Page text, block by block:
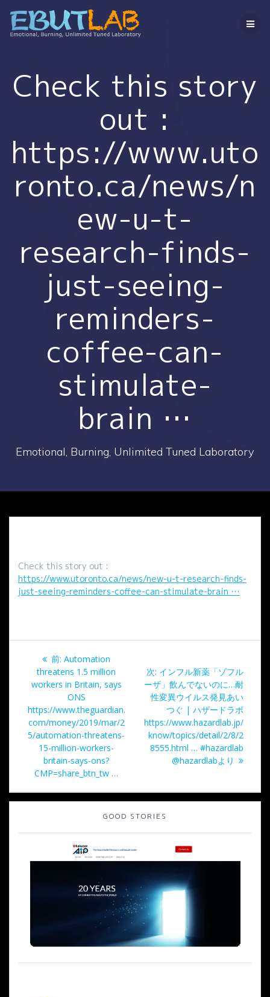
ン
テ
ス
キ
ッ
プ
Check this story
out :
https://www.uto
ronto.ca/news/n
ew-u-t-
research-finds-
just-seeing-
reminders-
coffee-can-
stimulate-
brain …
Emotional, Burning, Unlimited Tuned Laboratory
Check this story out :
https://www.utoronto.ca/news/new-u-t-research-finds-
just-seeing-reminders-coffee-can-stimulate-brain …
ナ
ビ
シ
ョ
前: 過
去
の
投
稿:
Automation
threatens 1.5 million
workers in Britain, says
ONS
https://www.theguardian.
com/money/2019/mar/2
5/automation-threatens-
15-million-workers-
britain-says-ons?
CMP=share_btn_tw …
次: 次
の
投
稿:
インフル新薬「ゾフル
ーザ」飲んでないのに…耐
性変異ウイルス発見あい
つぐ | ハザードラボ
https://www.hazardlab.jp/
know/topics/detail/2/8/2
8555.html … #hazardlab
@hazardlabより
GOOD STORIES